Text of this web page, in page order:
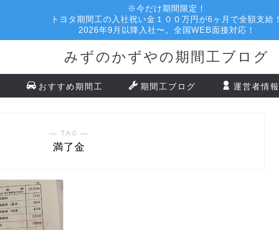
※今だけ期間限定！
トヨタ期間工の入社祝い金１００万円が6ヶ月で全額支給！
2026年9月以降入社〜。全国WEB面接対応！
みずのかずやの期間工ブログ
おすすめ期間工 期間工ブログ 運営者情報
― TAG ―
満了金